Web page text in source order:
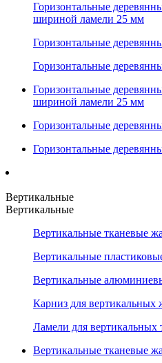
Горизонтальные
шириной ламели 25 мм
Горизонтальные
Горизонтальные
Горизонтальные
шириной ламели 25 мм
Горизонтальные
Горизонтальные
Вертикальные
Вертикальные
Вертикальные тканевые
Вертикальные
Вертикальные
Карниз для вертикальных
Ламели для вертикальных
Вертикальные тканевые